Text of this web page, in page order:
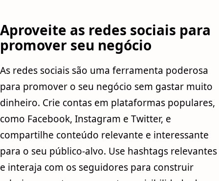
Aproveite as redes sociais para
promover seu negócio
As redes sociais são uma ferramenta poderosa
para promover o seu negócio sem gastar muito
dinheiro. Crie contas em plataformas populares,
como Facebook, Instagram e Twitter, e
compartilhe conteúdo relevante e interessante
para o seu público-alvo. Use hashtags relevantes
e interaja com os seguidores para construir